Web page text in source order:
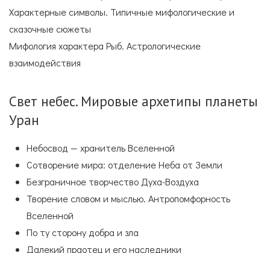
Характерные символы. Типичные мифологические и
сказочные сюжеты
Мифология характера Рыб. Астрологические
взаимодействия
Свет небес. Мировые архетипы планеты
Уран
Небосвод — хранитель Вселенной
Сотворение мира: отделение Неба от Земли
Безграничное творчество Духа-Воздуха
Творение словом и мыслью. Антропомфорность
Вселенной
По ту сторону добра и зла
Далекий праотец и его наследники